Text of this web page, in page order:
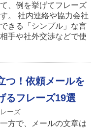
、例を挙げてフレーズ
。 社内連絡や協力会社
きる「シンプル」な言
手や社外交渉などで使
つ！依頼メールを
るフレーズ19選
ーズ
方で、メールの文章は